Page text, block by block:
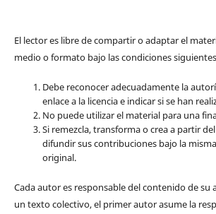
El lector es libre de compartir o adaptar el
medio o formato bajo las condiciones
Debe reconocer adecuadamente la
enlace a la licencia e indicar si se han
No puede utilizar el material para una
Si remezcla, transforma o crea a partir
difundir sus contribuciones bajo la
original.
Cada autor es responsable del contenido de su
un texto colectivo, el primer autor asume la